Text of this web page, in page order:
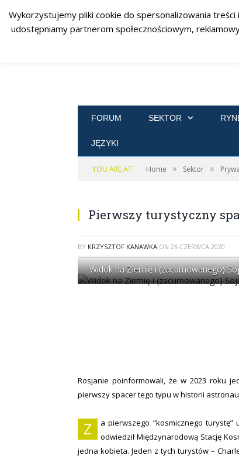
FORUM SEKTOR
JĘZYKI
YOU ARE AT: Home » Sektor »
Pierwszy turystyczny
BY KRZYSZTOF KANAWKA ON 26 CZERWCA 2020
Widok na Ziemię i (zacumowanego)
Rosjanie poinformowali, że w 2023 roku
pierwszy spacer tego typu w historii
Z
a pierwszego “kosmicznego
odwiedził Międzynarodową Stację
jedna kobieta. Jeden z tych turystów –
Wykorzystujemy pliki cookie do spersonalizowania
udostępniamy partnerom społecznościowym,